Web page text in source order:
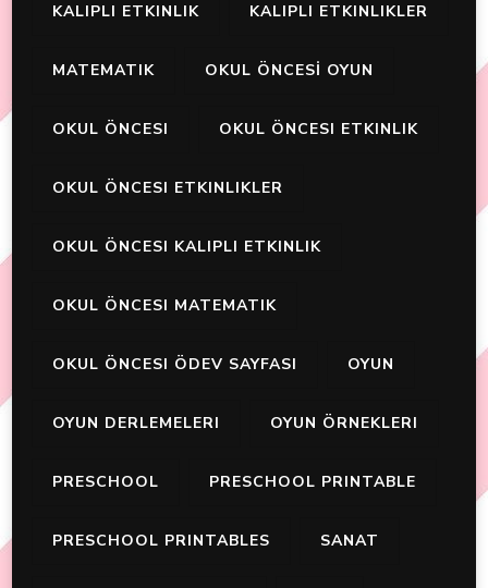
KALIPLI ETKINLIK KALIPLI ETKINLIKLER
MATEMATIK OKUL ÖNCESİ OYUN
OKUL ÖNCESI OKUL ÖNCESI ETKINLIK
OKUL ÖNCESI ETKINLIKLER
OKUL ÖNCESI KALIPLI ETKINLIK
OKUL ÖNCESI MATEMATIK
OKUL ÖNCESI ÖDEV SAYFASI OYUN
OYUN DERLEMELERI OYUN ÖRNEKLERI
PRESCHOOL PRESCHOOL PRINTABLE
PRESCHOOL PRINTABLES SANAT